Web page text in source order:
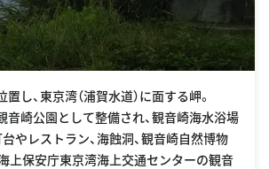
し、東京湾（浦賀水道）に面する岬。
音崎公園として整備され、観音崎海水浴場
やレストラン、海蝕洞、観音崎自然博物
上保安庁東京湾海上交通センターの観音